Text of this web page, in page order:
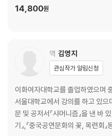
9권
10권 / 습유명산기
19. 곤오산(昆吾山)
20. 동정산(洞庭山)
해설
14,800원
역 김영지
관심작가 알림신청
이화여자대학교를 졸업하였으며
서울대학교에서 강의를 하고 있
문 및 공저서『샤머니즘』을 낸 바
기』,『중국공연문화의 꽃, 목련회